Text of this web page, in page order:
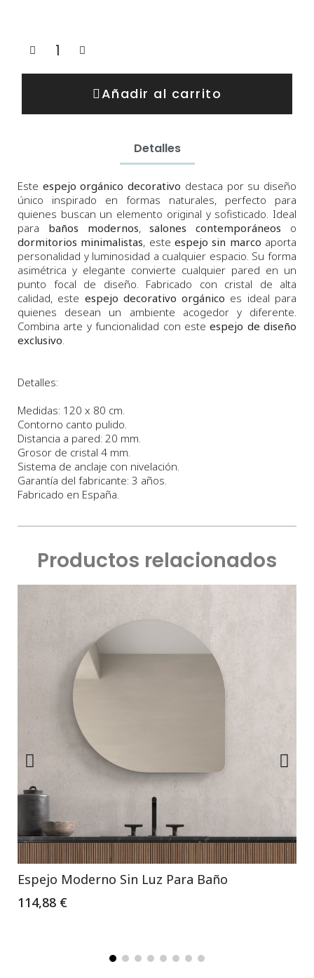
Añadir al carrito
Detalles
Este espejo orgánico decorativo destaca por su diseño
único inspirado en formas naturales, perfecto para
quienes buscan un elemento original y sofisticado. Ideal
para baños modernos,salones contemporáneos o
dormitorios minimalistas, esteespejo sin marco aporta
personalidad y luminosidad a cualquier espacio. Su forma
asimétrica y elegante convierte cualquier pared en un
punto focal de diseño. Fabricado con cristal de alta
calidad, este espejo decorativo orgánico es ideal para
quienes desean un ambiente acogedor y diferente.
Combina arte y funcionalidad con esteespejo de diseño
exclusivo
Detalles:
Medidas: 120 x 80 cm.
Contorno canto pulido.
Distancia a pared: 20 mm.
Grosor de cristal 4 mm.
Sistema de anclaje con nivelación.
Garantía del fabricante: 3 años.
Fabricado en España.
Productos relacionados
Espejo Moderno Sin Luz Para Baño
114,88 €